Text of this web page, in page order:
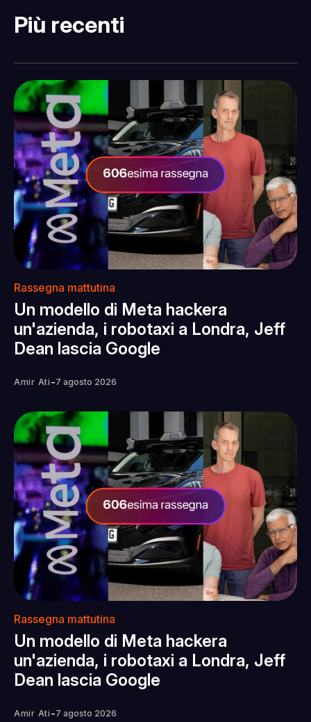
Più recenti
Rassegna mattutina
Un modello di Meta hackera
un'azienda, i robotaxi a Londra, Jeff
Dean lascia Google
Amir Ati -7 agosto 2026
Rassegna mattutina
Un modello di Meta hackera
un'azienda, i robotaxi a Londra, Jeff
Dean lascia Google
Amir Ati -7 agosto 2026